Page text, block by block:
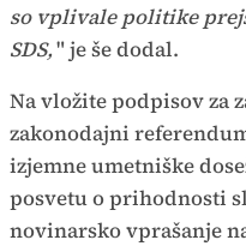
so vplivale politike
SDS," je še dodal.
Na vložite podpisov za
zakonodajni
izjemne umetniške
posvetu o prihodnosti
novinarsko vprašanje